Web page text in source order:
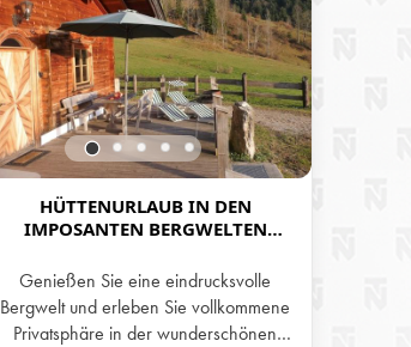
HÜTTENURLAUB IN DEN
IMPOSANTEN BERGWELTEN
WALCHSEE
Genießen Sie eine eindrucksvolle
Bergwelt und erleben Sie vollkommene
Privatsphäre in der wunderschönen